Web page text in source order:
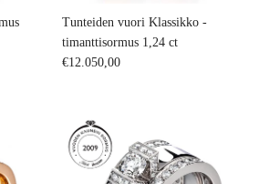
Tunteiden vuori Klassikko -
timanttisormus 1,24 ct
Normaalihinta
€12.050,00